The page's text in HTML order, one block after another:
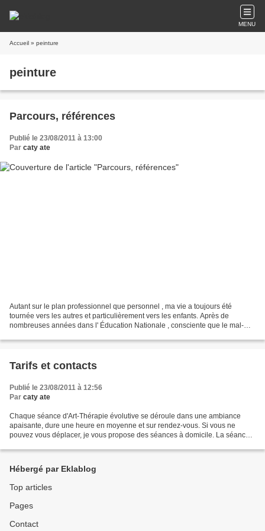
MENU
Accueil » peinture
peinture
Parcours, références
Publié le 23/08/2011 à 13:00
Par caty ate
Autant sur le plan professionnel que personnel , ma vie a toujours été
tournée vers les autres et particulièrement vers les enfants. Après de
nombreuses années dans l' Éducation Nationale , consciente que le mal-
Tarifs et contacts
Publié le 23/08/2011 à 12:56
Par caty ate
Chaque séance d'Art-Thérapie évolutive se déroule dans une ambiance
apaisante, dure une heure en moyenne et sur rendez-vous. Si vous ne
pouvez vous déplacer, je vous propose des séances à domicile. La séance
Hébergé par Eklablog
Top articles
Pages
Contact